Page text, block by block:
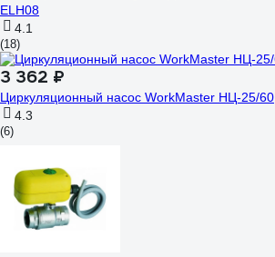
ELH08
4.1
(18)
3 362 ₽
Циркуляционный насос WorkMaster НЦ-25/60
4.3
(6)